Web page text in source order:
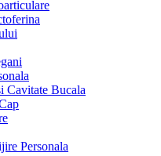
Cavitate Bucala
Personala